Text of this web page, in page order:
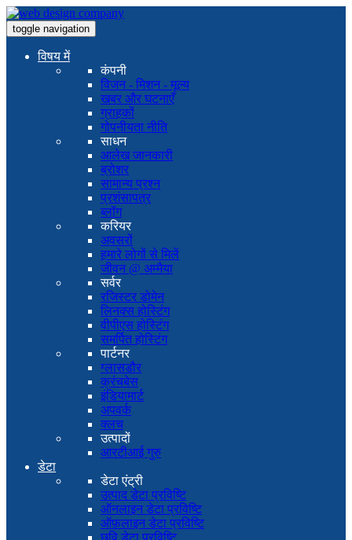
toggle navigation
विषय में
कंपनी
विजन - मिशन - मूल्य
खबर और घटनाएँ
ग्राहकों
गोपनीयता नीति
साधन
आलेख जानकारी
ब्रोशर
सामान्य प्रश्न
प्रशंसापत्र
ब्लॉग
करियर
अवसरों
हमारे लोगों से मिलें
जीवन @ अम्मैया
सर्वर
रजिस्टर डोमेन
लिनक्स होस्टिंग
वीपीएस होस्टिंग
समर्पित होस्टिंग
पार्टनर
ग्लासडौर
क्रंचबेस
इंडियामार्ट
अपवर्क
क्लच
उत्पादों
आरटीआई गुरु
डेटा
डेटा एंट्री
उत्पाद डेटा प्रविष्टि
ऑनलाइन डेटा प्रविष्टि
ऑफ़लाइन डेटा प्रविष्टि
छवि डेटा प्रविष्टि